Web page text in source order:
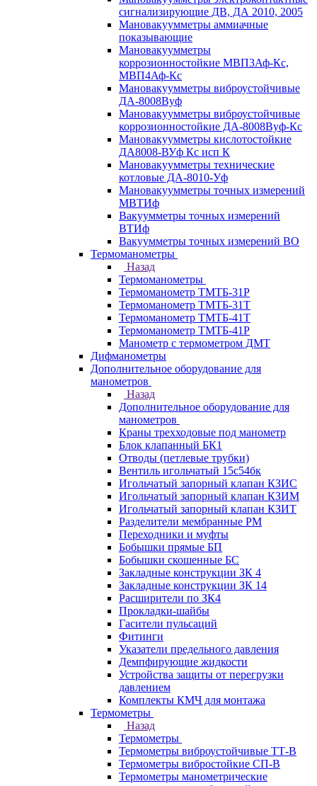
сигнализирующие ДВ, ДА 2010, 2005
Мановакуумметры аммиачные
показывающие
Мановакуумметры
коррозионностойкие МВП3Аф-Кс,
МВП4Аф-Кс
Мановакуумметры виброустойчивые
ДА-8008Вуф
Мановакуумметры виброустойчивые
коррозионностойкие ДА-8008Вуф-Кс
Мановакуумметры кислотостойкие
ДА8008-ВУф Кс исп К
Мановакуумметры технические
котловые ДА-8010-Уф
Мановакуумметры точных измерений
МВТИф
Вакуумметры точных измерений
ВТИф
Вакуумметры точных измерений ВО
Термоманометры
Назад
Термоманометры
Термоманометр ТМТБ-31Р
Термоманометр ТМТБ-31Т
Термоманометр ТМТБ-41Т
Термоманометр ТМТБ-41Р
Манометр с термометром ДМТ
Дифманометры
Дополнительное оборудование для
манометров
Назад
Дополнительное оборудование для
манометров
Краны трехходовые под манометр
Блок клапанный БК1
Отводы (петлевые трубки)
Вентиль игольчатый 15с54бк
Игольчатый запорный клапан КЗИС
Игольчатый запорный клапан КЗИМ
Игольчатый запорный клапан КЗИТ
Разделители мембранные РМ
Переходники и муфты
Бобышки прямые БП
Бобышки скошенные БС
Закладные конструкции ЗК 4
Закладные конструкции ЗК 14
Расширители по ЗК4
Прокладки-шайбы
Гасители пульсаций
Фитинги
Указатели предельного давления
Демпфирующие жидкости
Устройства защиты от перегрузки
давлением
Комплекты КМЧ для монтажа
Термометры
Назад
Термометры
Термометры виброустойчивые ТТ-В
Термометры вибростойкие СП-В
Термометры манометрические